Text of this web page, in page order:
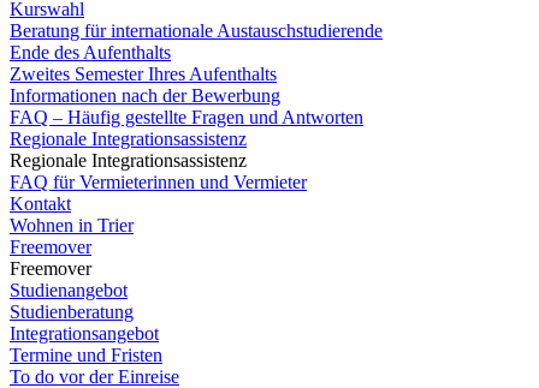
Kurswahl
Beratung für internationale Austauschstudierende
Ende des Aufenthalts
Zweites Semester Ihres Aufenthalts
Informationen nach der Bewerbung
FAQ – Häufig gestellte Fragen und Antworten
Regionale Integrationsassistenz
Regionale Integrationsassistenz
FAQ für Vermieterinnen und Vermieter
Kontakt
Wohnen in Trier
Freemover
Freemover
Studienangebot
Studienberatung
Integrationsangebot
Termine und Fristen
To do vor der Einreise